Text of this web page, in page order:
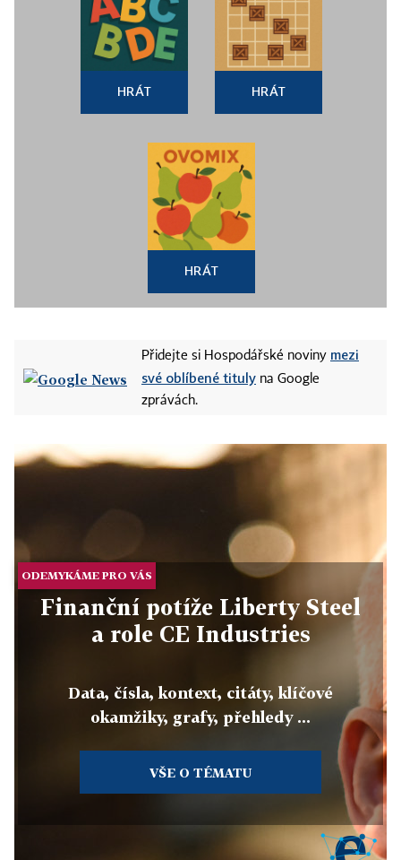
HRÁT HRÁT
HRÁT
Přidejte si Hospodářské noviny mezi
své oblíbené tituly na Google
zprávách.
ODEMYKÁME PRO VÁS
Finanční potíže Liberty Steel
a role CE Industries
Data, čísla, kontext, citáty, klíčové
okamžiky, grafy, přehledy ...
VŠE O TÉMATU